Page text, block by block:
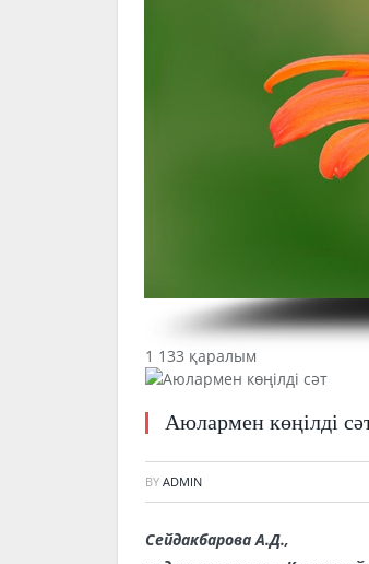
1 133 қаралым
Аюлармен көңілді
BY ADMIN
Сейдакбарова А.Д.,